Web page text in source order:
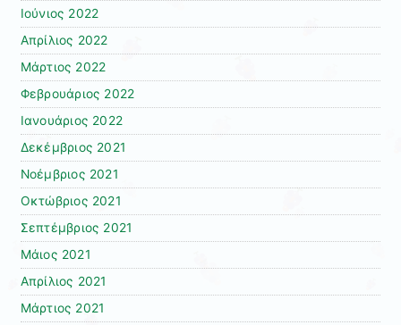
Ιούνιος 2022
Απρίλιος 2022
Μάρτιος 2022
Φεβρουάριος 2022
Ιανουάριος 2022
Δεκέμβριος 2021
Νοέμβριος 2021
Οκτώβριος 2021
Σεπτέμβριος 2021
Μάιος 2021
Απρίλιος 2021
Μάρτιος 2021